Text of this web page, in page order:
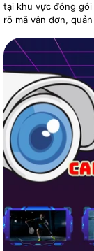
tại khu vực đóng
rõ mã vận đơn,